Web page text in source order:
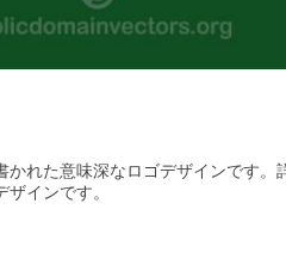
かれた意味深なロゴデザインです。
インです。